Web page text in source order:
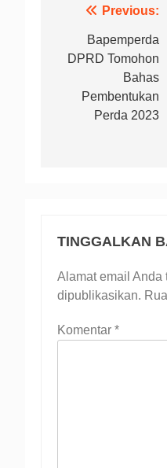
Navigasi
pos
Previous:
Bapemperda
DPRD Tomohon
Bahas
Pembentukan
Perda 2023
TINGGALKAN
Alamat email Anda
dipublikasikan.
Komentar *